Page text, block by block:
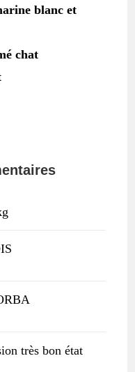
blanc et
chat
très bon état